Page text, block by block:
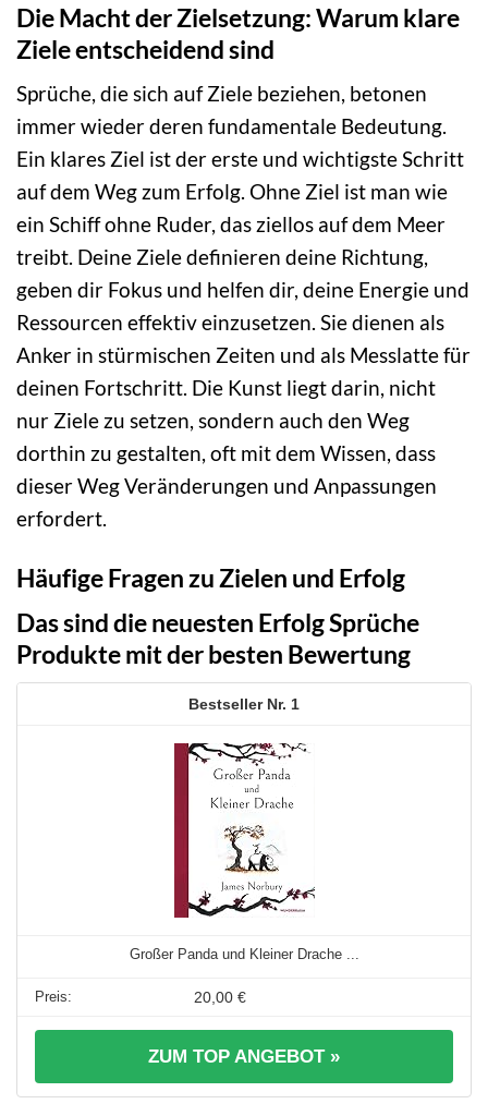
Die Macht der Zielsetzung: Warum klare
Ziele entscheidend sind
Sprüche, die sich auf Ziele beziehen, betonen
immer wieder deren fundamentale Bedeutung.
Ein klares Ziel ist der erste und wichtigste Schritt
auf dem Weg zum Erfolg. Ohne Ziel ist man wie
ein Schiff ohne Ruder, das ziellos auf dem Meer
treibt. Deine Ziele definieren deine Richtung,
geben dir Fokus und helfen dir, deine Energie und
Ressourcen effektiv einzusetzen. Sie dienen als
Anker in stürmischen Zeiten und als Messlatte für
deinen Fortschritt. Die Kunst liegt darin, nicht
nur Ziele zu setzen, sondern auch den Weg
dorthin zu gestalten, oft mit dem Wissen, dass
dieser Weg Veränderungen und Anpassungen
erfordert.
Häufige Fragen zu Zielen und Erfolg
Das sind die neuesten Erfolg Sprüche
Produkte mit der besten Bewertung
1
Großer Panda und Kleiner Drache ...
20,00 €
ZUM TOP ANGEBOT »